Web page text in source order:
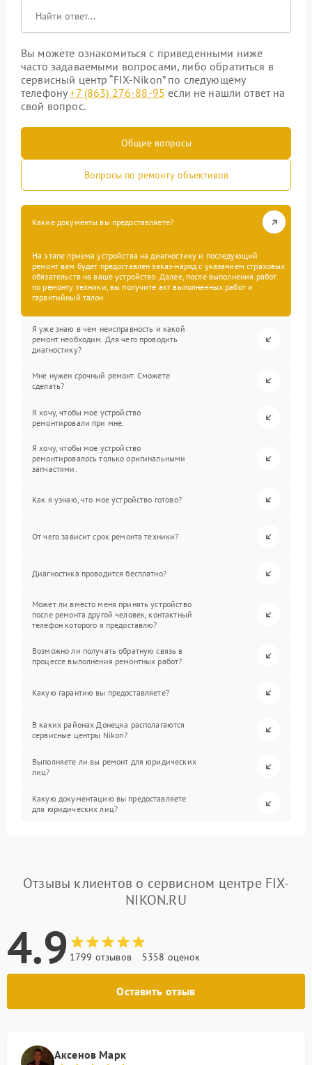
Вы можете ознакомиться с приведенными ниже
часто задаваемыми вопросами, либо обратиться в
сервисный центр “FIX-Nikon” по следующему
телефону+7 (863) 276-88-95 если не нашли ответ на
свой вопрос.
Общие вопросы
Вопросы по ремонту объективов
Какие документы вы предоставляете?
На этапе приема устройства на диагностику и последующий
ремонт вам будет предоставлен заказ-наряд с указанием страховых
обязательств на ваше устройство. Далее, после выполнения работ
по ремонту техники, вы получите акт выполненных работ и
гарантийный талон.
Я уже знаю в чем неисправность и какой
ремонт необходим. Для чего проводить
диагностику?
Мне нужен срочный ремонт. Сможете
сделать?
Я хочу, чтобы мое устройство
ремонтировали при мне.
Я хочу, чтобы мое устройство
ремонтировалось только оригинальными
запчастями.
Как я узнаю, что мое устройство готово?
От чего зависит срок ремонта техники?
Диагностика проводится бесплатно?
Может ли вместо меня принять устройство
после ремонта другой человек, контактный
телефон которого я предоставлю?
Возможно ли получать обратную связь в
процессе выполнения ремонтных работ?
Какую гарантию вы предоставляете?
В каких районах Донецка располагаются
сервисные центры Nikon?
Выполняете ли вы ремонт для юридических
лиц?
Какую документацию вы предоставляете
для юридических лиц?
Отзывы клиентов о сервисном центре FIX-
NIKON.RU
4.9 1799 отзывов 5358 оценок
Оставить отзыв
Аксенов Марк